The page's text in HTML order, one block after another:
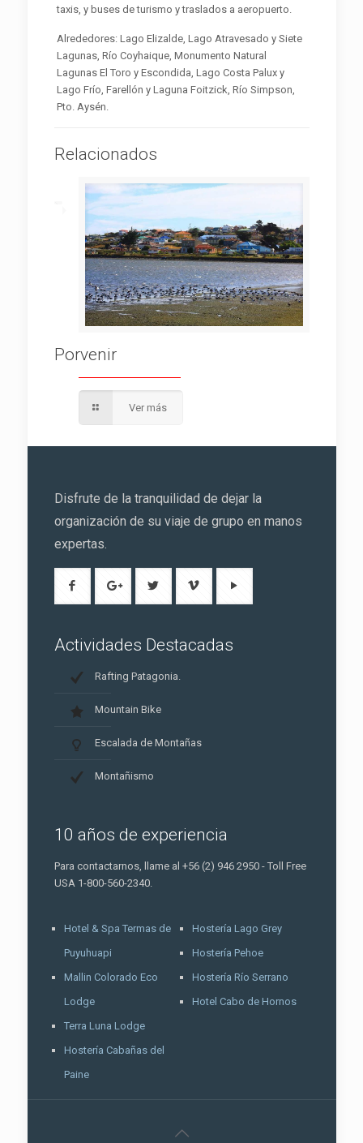
taxis, y buses de turismo y traslados a aeropuerto.
Alrededores: Lago Elizalde, Lago Atravesado y Siete
Lagunas, Río Coyhaique, Monumento Natural
Lagunas El Toro y Escondida, Lago Costa Palux y
Lago Frío, Farellón y Laguna Foitzick, Río Simpson,
Pto. Aysén.
Relacionados
Porvenir
Ver más
Disfrute de la tranquilidad de dejar la
organización de su viaje de grupo en manos
expertas.
Actividades Destacadas
Rafting Patagonia.
Mountain Bike
Escalada de Montañas
Montañismo
10 años de experiencia
Para contactarnos, llame al +56 (2) 946 2950 - Toll Free
USA 1-800-560-2340.
Hotel & Spa Termas de
Puyuhuapi
Mallin Colorado Eco
Lodge
Terra Luna Lodge
Hostería Cabañas del
Paine
Hostería Lago Grey
Hostería Pehoe
Hostería Río Serrano
Hotel Cabo de Hornos